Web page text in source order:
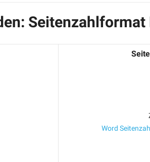
Seitenzahlformat
Word